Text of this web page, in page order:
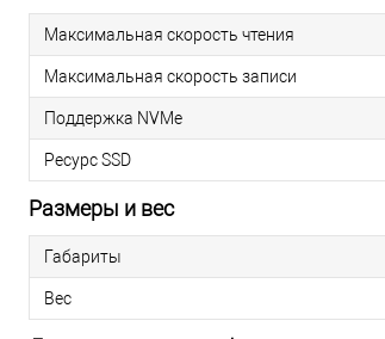
Максимальная скорость чтения
Максимальная скорость записи
Поддержка NVMe
Ресурс SSD
Размеры и вес
Габариты
Вес